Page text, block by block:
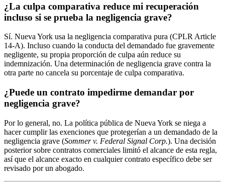
¿La culpa comparativa reduce mi recuperación
incluso si se prueba la negligencia grave?
Sí. Nueva York usa la negligencia comparativa pura (CPLR Article
14-A). Incluso cuando la conducta del demandado fue gravemente
negligente, su propia proporción de culpa aún reduce su
indemnización. Una determinación de negligencia grave contra la
otra parte no cancela su porcentaje de culpa comparativa.
¿Puede un contrato impedirme demandar por
negligencia grave?
Por lo general, no. La política pública de Nueva York se niega a
hacer cumplir las exenciones que protegerían a un demandado de la
negligencia grave (Sommer v. Federal Signal Corp.). Una decisión
posterior sobre contratos comerciales limitó el alcance de esta regla,
así que el alcance exacto en cualquier contrato específico debe ser
revisado por un abogado.